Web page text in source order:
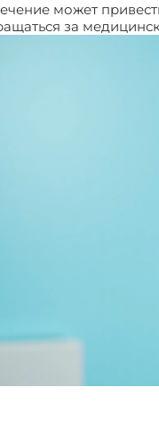
может
за